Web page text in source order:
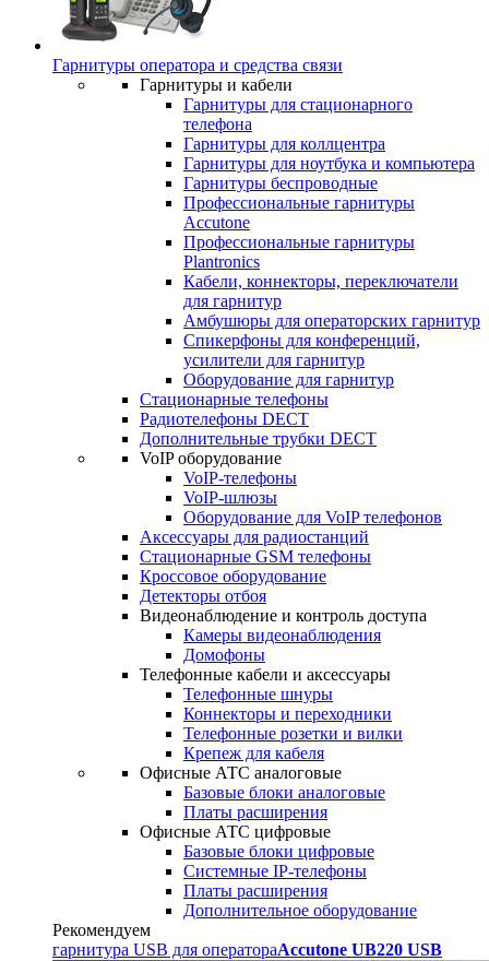
Гарнитуры оператора и средства связи
Гарнитуры и кабели
Гарнитуры для стационарного
телефона
Гарнитуры для коллцентра
Гарнитуры для ноутбука и компьютера
Гарнитуры беспроводные
Профессиональные гарнитуры
Accutone
Профессиональные гарнитуры
Plantronics
Кабели, коннекторы, переключатели
для гарнитур
Амбушюры для операторских гарнитур
Cпикерфоны для конференций,
усилители для гарнитур
Оборудование для гарнитур
Стационарные телефоны
Радиотелефоны DECT
Дополнительные трубки DECT
VoIP оборудование
VoIP-телефоны
VoIP-шлюзы
Оборудование для VoIP телефонов
Аксессуары для радиостанций
Стационарные GSM телефоны
Кроссовое оборудование
Детекторы отбоя
Видеонаблюдение и контроль доступа
Камеры видеонаблюдения
Домофоны
Телефонные кабели и аксессуары
Телефонные шнуры
Коннекторы и переходники
Телефонные розетки и вилки
Крепеж для кабеля
Офисные АТС аналоговые
Базовые блоки аналоговые
Платы расширения
Офисные АТС цифровые
Базовые блоки цифровые
Системные IP-телефоны
Платы расширения
Дополнительное оборудование
Рекомендуем
гарнитура USB для оператораAccutone UB220 USB